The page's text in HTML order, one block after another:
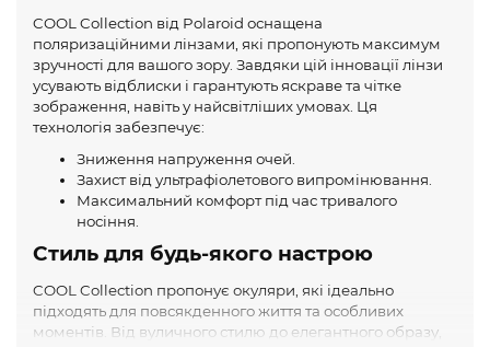
COOL Collection від Polaroid оснащена
поляризаційними лінзами, які пропонують максимум
зручності для вашого зору. Завдяки цій інновації лінзи
усувають відблиски і гарантують яскраве та чітке
зображення, навіть у найсвітліших умовах. Ця
технологія забезпечує:
Зниження напруження очей.
Захист від ультрафіолетового випромінювання.
Максимальний комфорт під час тривалого
носіння.
Стиль для будь-якого настрою
COOL Collection пропонує окуляри, які ідеально
підходять для повсякденного життя та особливих
моментів. Від вуличного стилю до елегантного образу,